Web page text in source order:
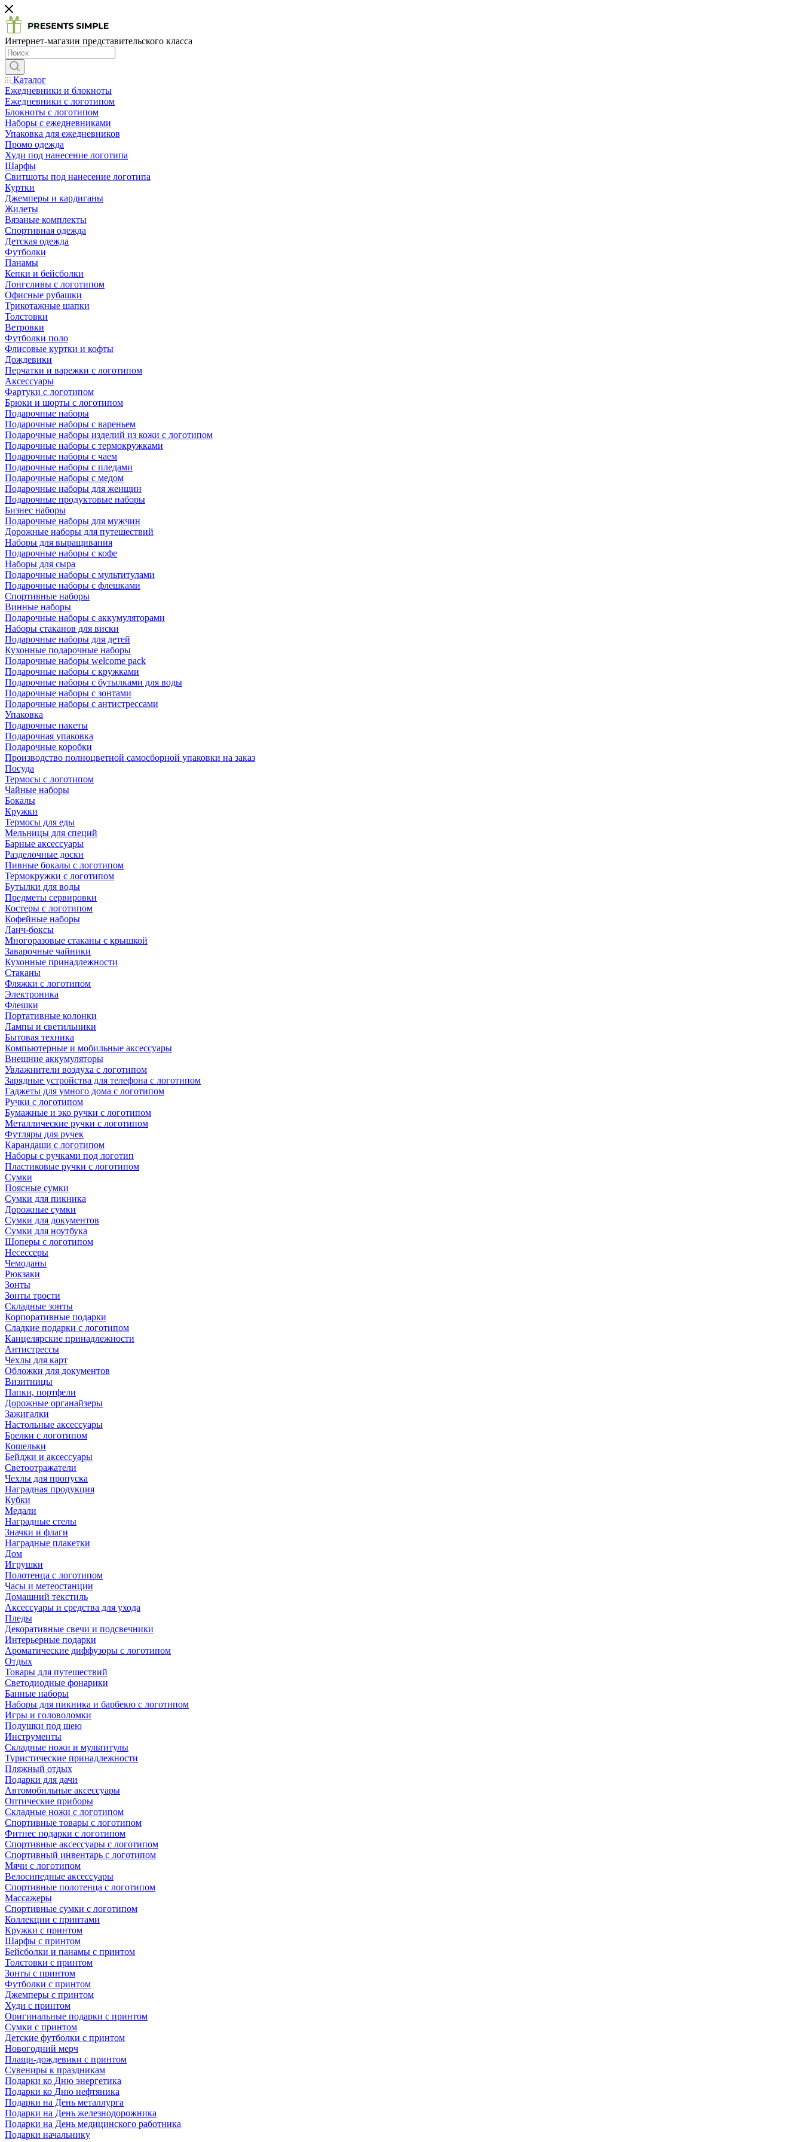
Интернет-магазин представительского класса
Каталог
Ежедневники и блокноты
Ежедневники с логотипом
Блокноты с логотипом
Наборы с ежедневниками
Упаковка для ежедневников
Промо одежда
Худи под нанесение логотипа
Шарфы
Свитшоты под нанесение логотипа
Куртки
Джемперы и кардиганы
Жилеты
Вязаные комплекты
Спортивная одежда
Детская одежда
Футболки
Панамы
Кепки и бейсболки
Лонгсливы с логотипом
Офисные рубашки
Трикотажные шапки
Толстовки
Ветровки
Футболки поло
Флисовые куртки и кофты
Дождевики
Перчатки и варежки с логотипом
Аксессуары
Фартуки с логотипом
Брюки и шорты с логотипом
Подарочные наборы
Подарочные наборы с вареньем
Подарочные наборы изделий из кожи с логотипом
Подарочные наборы с термокружками
Подарочные наборы с чаем
Подарочные наборы с пледами
Подарочные наборы с медом
Подарочные наборы для женщин
Подарочные продуктовые наборы
Бизнес наборы
Подарочные наборы для мужчин
Дорожные наборы для путешествий
Наборы для выращивания
Подарочные наборы с кофе
Наборы для сыра
Подарочные наборы с мультитулами
Подарочные наборы с флешками
Спортивные наборы
Винные наборы
Подарочные наборы с аккумуляторами
Наборы стаканов для виски
Подарочные наборы для детей
Кухонные подарочные наборы
Подарочные наборы welcome pack
Подарочные наборы с кружками
Подарочные наборы с бутылками для воды
Подарочные наборы с зонтами
Подарочные наборы с антистрессами
Упаковка
Подарочные пакеты
Подарочная упаковка
Подарочные коробки
Производство полноцветной самосборной упаковки на заказ
Посуда
Термосы с логотипом
Чайные наборы
Бокалы
Кружки
Термосы для еды
Мельницы для специй
Барные аксессуары
Разделочные доски
Пивные бокалы с логотипом
Термокружки с логотипом
Бутылки для воды
Предметы сервировки
Костеры с логотипом
Кофейные наборы
Ланч-боксы
Многоразовые стаканы с крышкой
Заварочные чайники
Кухонные принадлежности
Стаканы
Фляжки с логотипом
Электроника
Флешки
Портативные колонки
Лампы и светильники
Бытовая техника
Компьютерные и мобильные аксессуары
Внешние аккумуляторы
Увлажнители воздуха с логотипом
Зарядные устройства для телефона с логотипом
Гаджеты для умного дома с логотипом
Ручки с логотипом
Бумажные и эко ручки с логотипом
Металлические ручки с логотипом
Футляры для ручек
Карандаши с логотипом
Наборы с ручками под логотип
Пластиковые ручки с логотипом
Сумки
Поясные сумки
Сумки для пикника
Дорожные сумки
Сумки для документов
Сумки для ноутбука
Шоперы с логотипом
Несессеры
Чемоданы
Рюкзаки
Зонты
Зонты трости
Складные зонты
Корпоративные подарки
Сладкие подарки с логотипом
Канцелярские принадлежности
Антистрессы
Чехлы для карт
Обложки для документов
Визитницы
Папки, портфели
Дорожные органайзеры
Зажигалки
Настольные аксессуары
Брелки с логотипом
Кошельки
Бейджи и аксессуары
Светоотражатели
Чехлы для пропуска
Наградная продукция
Кубки
Медали
Наградные стелы
Значки и флаги
Наградные плакетки
Дом
Игрушки
Полотенца с логотипом
Часы и метеостанции
Домашний текстиль
Аксессуары и средства для ухода
Пледы
Декоративные свечи и подсвечники
Интерьерные подарки
Ароматические диффузоры с логотипом
Отдых
Товары для путешествий
Светодиодные фонарики
Банные наборы
Наборы для пикника и барбекю с логотипом
Игры и головоломки
Подушки под шею
Инструменты
Складные ножи и мультитулы
Туристические принадлежности
Пляжный отдых
Подарки для дачи
Автомобильные аксессуары
Оптические приборы
Складные ножи с логотипом
Спортивные товары с логотипом
Фитнес подарки с логотипом
Спортивные аксессуары с логотипом
Спортивный инвентарь с логотипом
Мячи с логотипом
Велосипедные аксессуары
Спортивные полотенца с логотипом
Массажеры
Спортивные сумки с логотипом
Коллекции с принтами
Кружки с принтом
Шарфы с принтом
Бейсболки и панамы с принтом
Толстовки с принтом
Зонты с принтом
Футболки с принтом
Джемперы с принтом
Худи с принтом
Оригинальные подарки с принтом
Сумки с принтом
Детские футболки с принтом
Новогодний мерч
Плащи-дождевики с принтом
Сувениры к праздникам
Подарки ко Дню энергетика
Подарки ко Дню нефтяника
Подарки на День металлурга
Подарки на День железнодорожника
Подарки на День медицинского работника
Подарки начальнику